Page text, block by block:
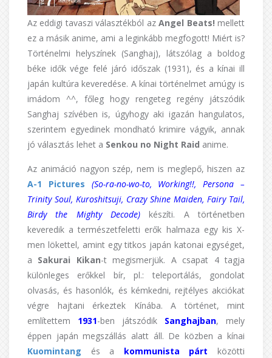
Az eddigi tavaszi választékból azAngel Beats! mellett
ez a másik anime, ami a leginkább megfogott! Miért is?
Történelmi helyszínek (Sanghaj), látszólag a boldog
béke idők vége felé járó időszak (1931), és a kínai ill
japán kultúra keveredése. A kínai történelmet amúgy is
imádom ^^, főleg hogy rengeteg regény játszódik
Sanghaj szívében is, úgyhogy aki igazán hangulatos,
szerintem egyedinek mondható krimire vágyik, annak
jó választás lehet a Senkou no Night Raid anime.
Az animáció nagyon szép, nem is meglepő, hiszen az
A-1 Pictures
(So-ra-no-wo-to, Working!!, Persona –
Trinity Soul, Kuroshitsuji, Crazy Shine Maiden, Fairy Tail,
Birdy the Mighty Decode) készíti. A történetben
keveredik a természetfeletti erők halmaza egy kis X-
men lökettel, amint egy titkos japán katonai egységet,
a Sakurai Kikan-t megismerjük. A csapat 4 tagja
különleges erőkkel bír, pl.: teleportálás, gondolat
olvasás, és hasonlók, és kémkedni, rejtélyes akciókat
végre hajtani érkeztek Kínába. A történet, mint
említettem 1931-ben játszódik Sanghajban, mely
éppen japán megszállás alatt áll. De közben a kínai
Kuomintang
és a kommunista párt közötti